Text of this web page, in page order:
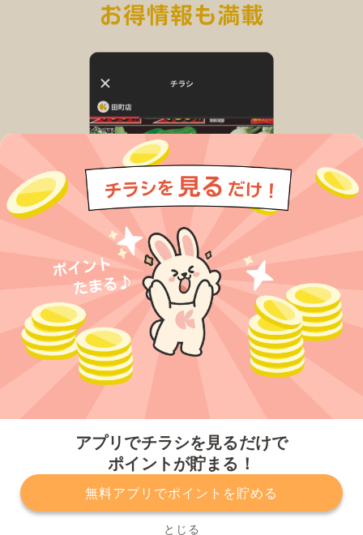
アプリでチラシを見るだけで
ポイントが貯まる！
無料アプリでポイントを貯める
とじる
プライバシーポリシー 利用規約
運営会社
サービスに関してのお問い合わせ